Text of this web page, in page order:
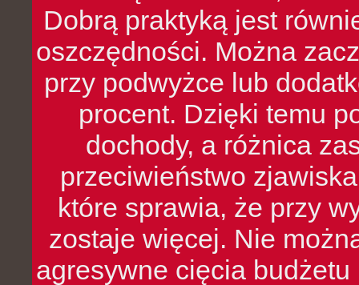
Dobrą praktyką jest
oszczędności. Można
przy podwyżce lub
procent. Dzięki temu
dochody, a różnica
przeciwieństwo
które sprawia, że przy
zostaje więcej. Nie
agresywne cięcia